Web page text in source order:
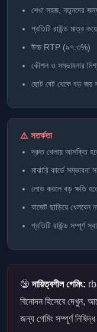
শেখা সহজ, নতুনদের
প্রতিটি রাউন্ড মাত্র
উচ্চ RTP (৯৭.৩%)
কৌশল ও সম্ভাবনার
ছোট বেট থেকে বড় জয়
⚠️ সতর্কতা
দ্রুত খেলায় আসক্তি
মাঝারি কার্ডে সম্ভাবনা
লোভ করলে বড় ক্ষতি
বাজেট ছাড়িয়ে খেলবেন
প্রতিটি রাউন্ড সম্পূর্ণ
🔞দায়িত্বশীল গেমিং:
বিনোদন হিসেবে দেখুন,
জন্য গেমিং সম্পূর্ণ